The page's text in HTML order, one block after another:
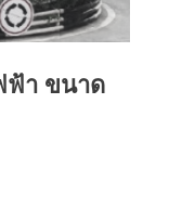
ฟ้า ขนาด